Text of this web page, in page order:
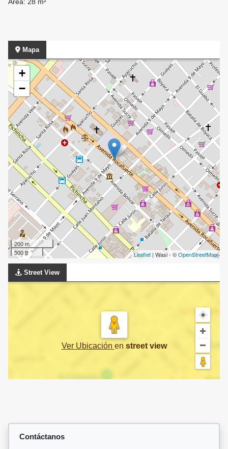
Mapa
+
−
200 m
500 ft
Leaflet | Wasi - ©OpenStreetMap
Street View
Ver Ubicación en street view
Contáctanos